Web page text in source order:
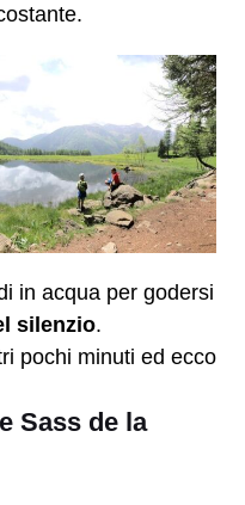
in acqua per godersi
silenzio.
pochi minuti ed ecco
Sass de la